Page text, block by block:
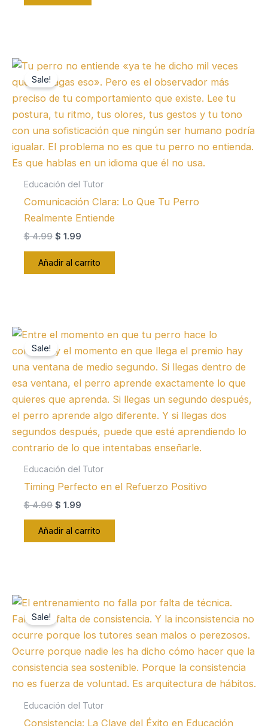
Sale!
Educación del Tutor
Comunicación Clara: Lo Que Tu Perro
Realmente Entiende
$4.99 El
original
$ 1.99El
actual
Añadir al carrito
Sale!
Educación del Tutor
Timing Perfecto en el Refuerzo Positivo
$4.99 El
original
$ 1.99El
actual
Añadir al carrito
Sale!
Educación del Tutor
Consistencia: La Clave del Éxito en Educación